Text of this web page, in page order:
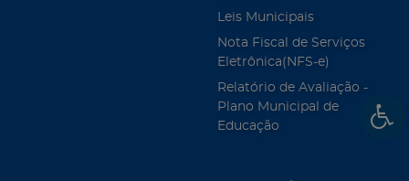
Leis Municipais
Nota Fiscal de Serviços
Eletrônica(NFS-e)
Relatório de Avaliação -
Plano Municipal de
Educação